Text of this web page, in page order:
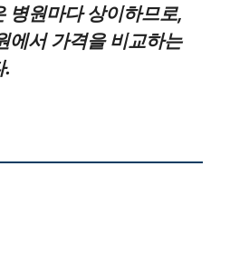
병원마다 상이하므로,
에서 가격을 비교하는
.